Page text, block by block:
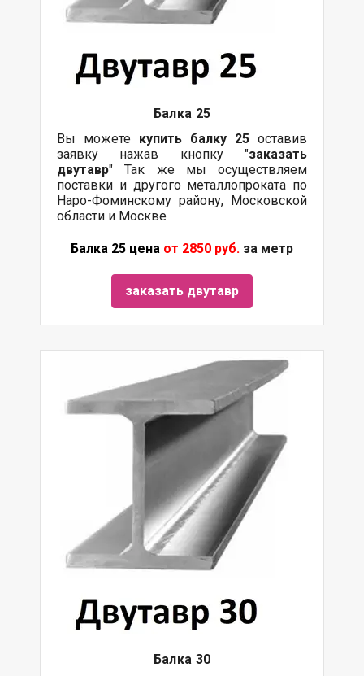
Балка 25
Вы можете купить балку 25 оставив
заявку нажав кнопку "заказать
двутавр" Так же мы осуществляем
поставки и другого металлопроката по
Наро-Фоминскому району, Московской
области и Москве
Балка 25 цена от 2850 руб. за метр
заказать двутавр
Балка 30